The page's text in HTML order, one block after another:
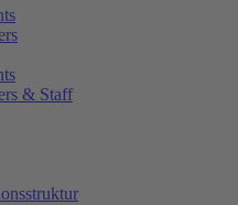
& Staff